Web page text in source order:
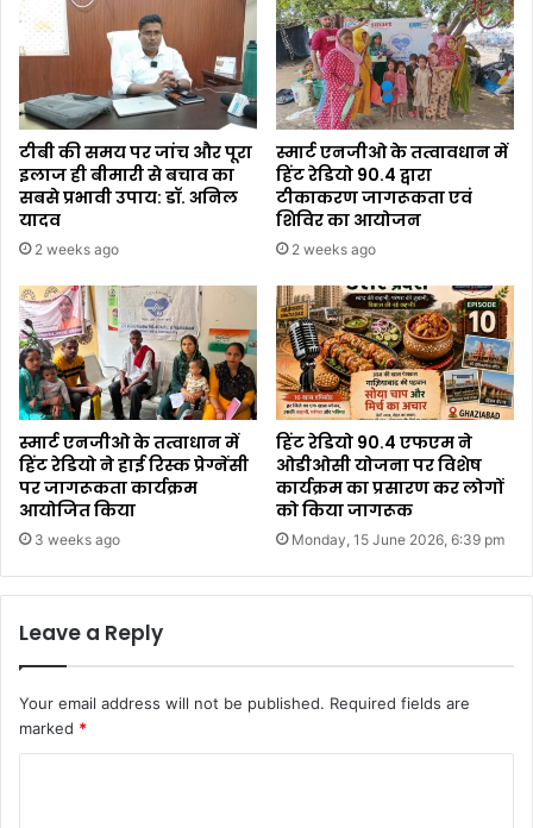
टीबी की समय पर जांच और पूरा
इलाज ही बीमारी से बचाव का
सबसे प्रभावी उपाय: डॉ. अनिल
यादव
2 weeks ago
स्मार्ट एनजीओ के तत्वावधान में
हिंट रेडियो 90.4 द्वारा
टीकाकरण जागरूकता एवं
शिविर का आयोजन
2 weeks ago
स्मार्ट एनजीओ के तत्वाधान में
हिंट रेडियो ने हाई रिस्क प्रेग्नेंसी
पर जागरूकता कार्यक्रम
आयोजित किया
3 weeks ago
हिंट रेडियो 90.4 एफएम ने
ओडीओसी योजना पर विशेष
कार्यक्रम का प्रसारण कर लोगों
को किया जागरूक
Monday, 15 June 2026, 6:39 pm
Leave a Reply
Your email address will not be published. Required fields are
marked *